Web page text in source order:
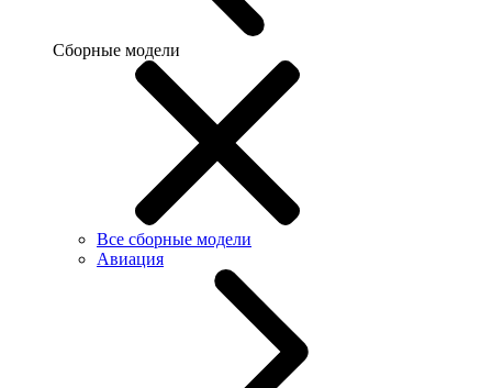
Сборные модели
Все сборные модели
Авиация